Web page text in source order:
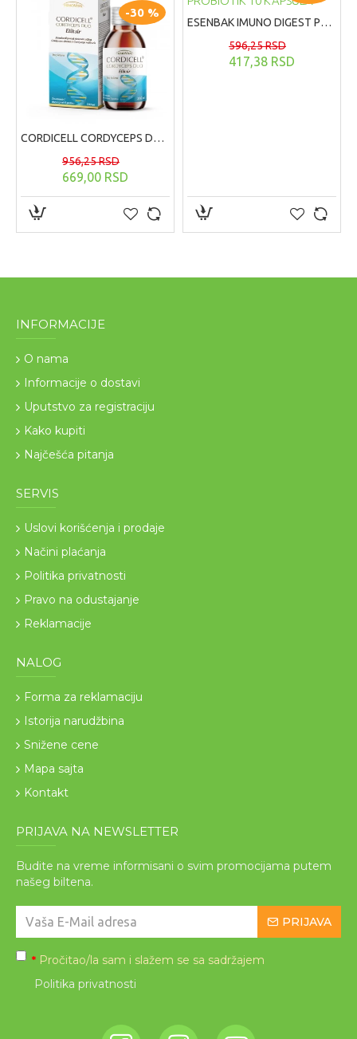
-30 %
CORDICELL CORDYCEPS DUO ELIKSIR, 200ml
669,00 RSD
956,25 RSD
ESENBAK IMUNO DIGEST PROBIOTIK 10 KAPSULA
417,38 RSD
596,25 RSD
INFORMACIJE
O nama
Informacije o dostavi
Uputstvo za registraciju
Kako kupiti
Najčešća pitanja
SERVIS
Uslovi korišćenja i prodaje
Načini plaćanja
Politika privatnosti
Pravo na odustajanje
Reklamacije
NALOG
Forma za reklamaciju
Istorija narudžbina
Snižene cene
Mapa sajta
Kontakt
PRIJAVA NA NEWSLETTER
Budite na vreme informisani o svim promocijama putem
našeg biltena.
PRIJAVA
* Pročitao/la sam i slažem se sa sadržajem
Politika privatnosti